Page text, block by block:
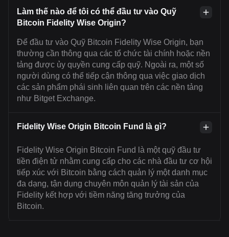
Làm thế nào để tôi có thể đầu tư vào Quỹ
Bitcoin Fidelity Wise Origin?
Để đầu tư vào Quỹ Bitcoin Fidelity Wise Origin, bạn
thường cần thông qua các tổ chức tài chính hoặc nền
tảng được ủy quyền cung cấp quỹ. Ngoài ra, một số
người dùng có thể tiếp cận thông qua việc giao dịch
các sản phẩm phái sinh liên quan trên các nền tảng
như Bitget Exchange.
Fidelity Wise Origin Bitcoin Fund là gì?
Fidelity Wise Origin Bitcoin Fund là một quỹ đầu tư
tiền điện tử nhằm cung cấp cho các nhà đầu tư cơ hội
tiếp xúc với Bitcoin bằng cách quản lý một danh mục
đa dạng, tận dụng chuyên môn quản lý tài sản của
Fidelity kết hợp với tiềm năng tăng trưởng của
Bitcoin.